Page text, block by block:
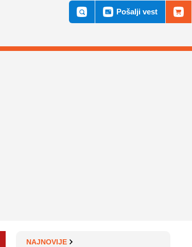
Pošalji vest
NAJNOVIJE